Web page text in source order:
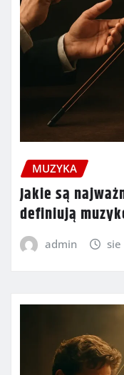
MUZYKA
Jakie są
definiują
admin sie